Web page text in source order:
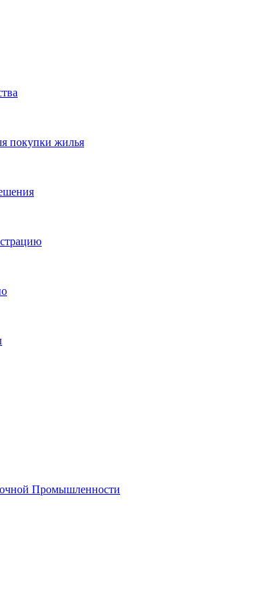
покупки жилья
Промышленности